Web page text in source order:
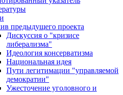
предыдущего проекта
Дискуссия о "кризисе
либерализма"
Идеология консерватизма
Национальная идея
Пути легитимации "управляемой
демократии"
Ужесточение уголовного и